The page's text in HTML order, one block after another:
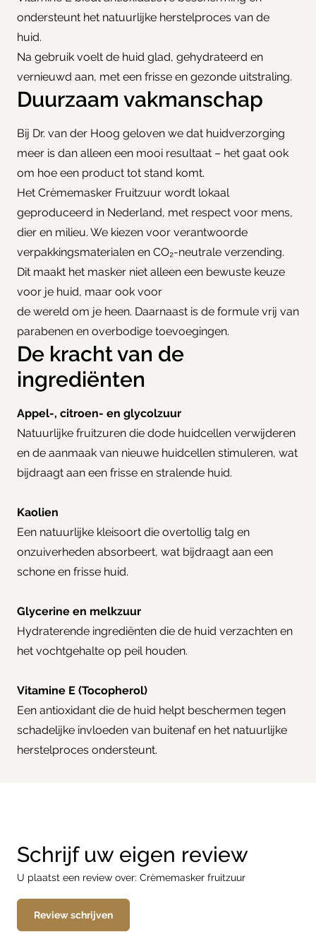
ondersteunt het natuurlijke herstelproces van de
huid.
Na gebruik voelt de huid glad, gehydrateerd en
vernieuwd aan, met een frisse en gezonde uitstraling.
Duurzaam vakmanschap
Bij Dr. van der Hoog geloven we dat huidverzorging
meer is dan alleen een mooi resultaat – het gaat ook
om hoe een product tot stand komt.
Het Crèmemasker Fruitzuur wordt lokaal
geproduceerd in Nederland, met respect voor mens,
dier en milieu. We kiezen voor verantwoorde
verpakkingsmaterialen en CO₂-neutrale verzending.
Dit maakt het masker niet alleen een bewuste keuze
voor je huid, maar ook voor
de wereld om je heen. Daarnaast is de formule vrij van
parabenen en overbodige toevoegingen.
De kracht van de
ingrediënten
Appel-, citroen- en glycolzuur
Natuurlijke fruitzuren die dode huidcellen verwijderen
en de aanmaak van nieuwe huidcellen stimuleren, wat
bijdraagt aan een frisse en stralende huid.
Kaolien
Een natuurlijke kleisoort die overtollig talg en
onzuiverheden absorbeert, wat bijdraagt aan een
schone en frisse huid.
Glycerine en melkzuur
Hydraterende ingrediënten die de huid verzachten en
het vochtgehalte op peil houden.
Vitamine E (Tocopherol)
Een antioxidant die de huid helpt beschermen tegen
schadelijke invloeden van buitenaf en het natuurlijke
herstelproces ondersteunt.
Schrijf uw eigen review
U plaatst een review over: Crèmemasker fruitzuur
Review schrijven